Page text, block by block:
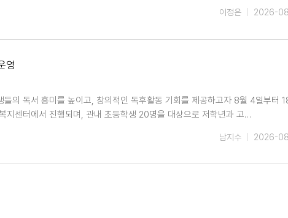
2026-
이정은
영
의 독서 흥미를 높이고, 창의적인 독후활동 기회를 제공하고자 8월 4일부터
지센터에서 진행되며, 관내 초등학생 20명을 대상으로 저학년과 고…
2026-
남지수